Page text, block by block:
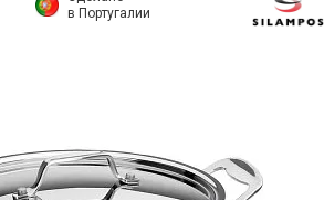
в Португалии